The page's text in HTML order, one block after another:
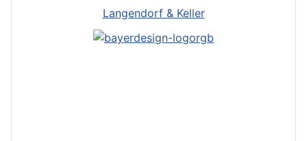
Langendorf & Keller